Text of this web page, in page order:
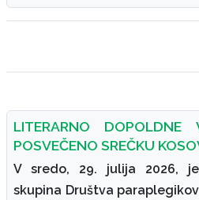
LITERARNO
POSVEČENO SREČKU
V sredo, 29. julija 2026,
skupina Društva